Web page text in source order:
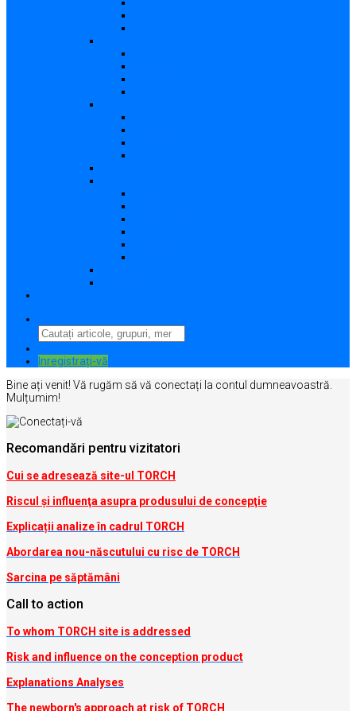
Inregistrați-vă
Bine ați venit! Vă rugăm să vă conectați la contul dumneavoastră.
Mulțumim!
Recomandări pentru vizitatori
Cui se adresează site-ul TORCH
Riscul şi influenţa asupra produsului de concepţie
Explicații analize în cadrul TORCH
Abordarea nou-născutului cu risc de TORCH
Sarcina pe săptămâni
Call to action
To whom TORCH site is addressed
Risk and influence on the conception product
Explanations Analyses
The newborn's approach at risk of TORCH